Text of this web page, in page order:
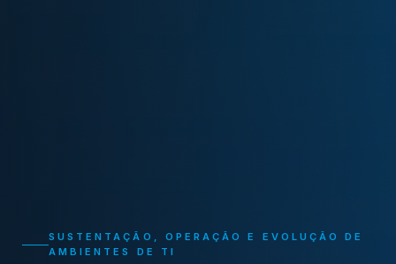
SUSTENTAÇÃO, OPERAÇÃO E EVOLUÇÃO DE
AMBIENTES DE TI